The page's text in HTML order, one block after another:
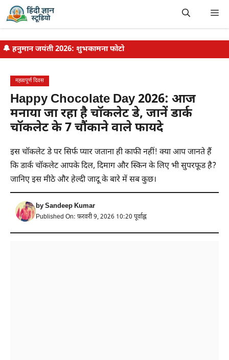
Skip
🔔 हनुमान जयंती 2026: शुभकामना फोटो
महत्वपूर्ण दिवस
Happy Chocolate Day 2026: आज
मनाया जा रहा है चॉकलेट डे, जानें डार्क
चॉकलेट के 7 चौंकाने वाले फायदे
इस चॉकलेट डे पर सिर्फ प्यार जताना ही काफी नहीं! क्या आप जानते हैं
कि डार्क चॉकलेट आपके दिल, दिमाग और स्किन के लिए भी सुपरफूड है?
जानिए इस मीठे और हेल्दी जादू के बारे में सब कुछ।
bySandeep Kumar
Published On: फ़रवरी 9, 2026 10:20 पूर्वाह्न